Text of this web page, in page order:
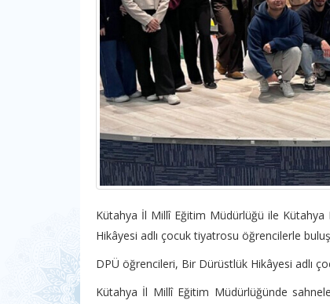
Kütahya İl Millî Eğitim Müdürlüğü ile Kütahya
Hikâyesi adlı çocuk tiyatrosu öğrencilerle
DPÜ öğrencileri, Bir Dürüstlük Hikâyesi adlı
Kütahya İl Millî Eğitim Müdürlüğünde